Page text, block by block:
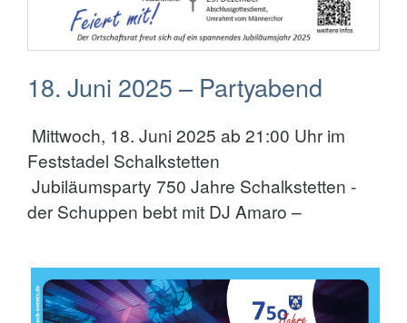
18. Juni 2025 – Partyabend
Mittwoch, 18. Juni 2025 ab 21:00 Uhr im
Feststadel Schalkstetten
Jubiläumsparty 750 Jahre Schalkstetten -
der Schuppen bebt mit DJ Amaro –